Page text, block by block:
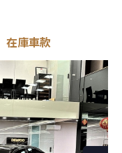
在庫車款